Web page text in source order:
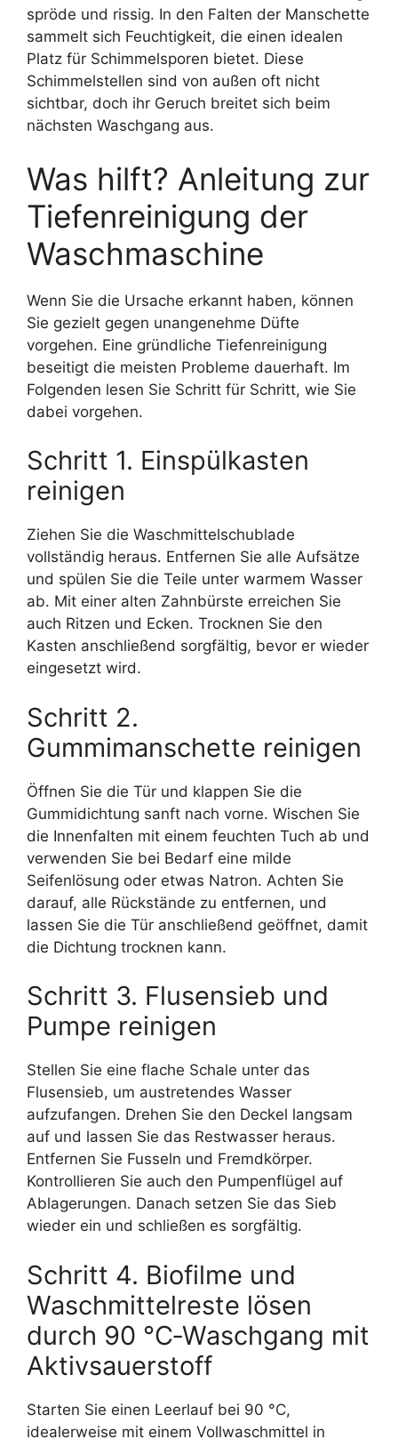
spröde und rissig. In den Falten der Manschette
sammelt sich Feuchtigkeit, die einen idealen
Platz für Schimmelsporen bietet. Diese
Schimmelstellen sind von außen oft nicht
sichtbar, doch ihr Geruch breitet sich beim
nächsten Waschgang aus.
Was hilft? Anleitung zur
Tiefenreinigung der
Waschmaschine
Wenn Sie die Ursache erkannt haben, können
Sie gezielt gegen unangenehme Düfte
vorgehen. Eine gründliche Tiefenreinigung
beseitigt die meisten Probleme dauerhaft. Im
Folgenden lesen Sie Schritt für Schritt, wie Sie
dabei vorgehen.
Schritt 1. Einspülkasten
reinigen
Ziehen Sie die Waschmittelschublade
vollständig heraus. Entfernen Sie alle Aufsätze
und spülen Sie die Teile unter warmem Wasser
ab. Mit einer alten Zahnbürste erreichen Sie
auch Ritzen und Ecken. Trocknen Sie den
Kasten anschließend sorgfältig, bevor er wieder
eingesetzt wird.
Schritt 2.
Gummimanschette reinigen
Öffnen Sie die Tür und klappen Sie die
Gummidichtung sanft nach vorne. Wischen Sie
die Innenfalten mit einem feuchten Tuch ab und
verwenden Sie bei Bedarf eine milde
Seifenlösung oder etwas Natron. Achten Sie
darauf, alle Rückstände zu entfernen, und
lassen Sie die Tür anschließend geöffnet, damit
die Dichtung trocknen kann.
Schritt 3. Flusensieb und
Pumpe reinigen
Stellen Sie eine flache Schale unter das
Flusensieb, um austretendes Wasser
aufzufangen. Drehen Sie den Deckel langsam
auf und lassen Sie das Restwasser heraus.
Entfernen Sie Fusseln und Fremdkörper.
Kontrollieren Sie auch den Pumpenflügel auf
Ablagerungen. Danach setzen Sie das Sieb
wieder ein und schließen es sorgfältig.
Schritt 4. Biofilme und
Waschmittelreste lösen
durch 90 °C‑Waschgang mit
Aktivsauerstoff
Starten Sie einen Leerlauf bei 90 °C,
idealerweise mit einem Vollwaschmittel in